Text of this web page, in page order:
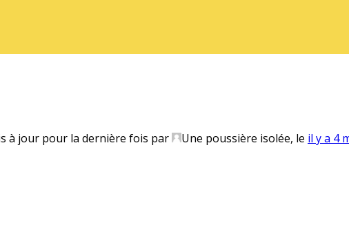
à jour pour la dernière fois par Une poussière isolée, le il y a 4